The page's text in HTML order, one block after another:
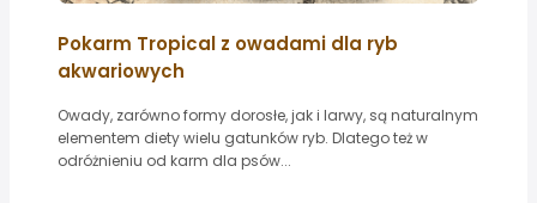
Pokarm Tropical z owadami dla ryb
akwariowych
Owady, zarówno formy dorosłe, jak i larwy, są naturalnym
elementem diety wielu gatunków ryb. Dlatego też w
odróżnieniu od karm dla psów...